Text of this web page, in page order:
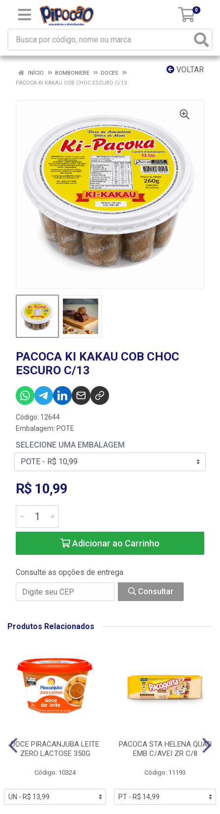
0
VOLTAR
INÍCIO BOMBONIERE
DOCES
PACOCA KI KAKAU COB CHOC ESCURO C/13
PACOCA KI KAKAU COB CHOC
ESCURO C/13
Código: 12644
Embalagem: POTE
SELECIONE UMA EMBALAGEM
R$ 10,99
Adicionar ao Carrinho
Consulte as opções de entrega
Consultar
Produtos Relacionados
DOCE PIRACANJUBA LEITE
ZERO LACTOSE 350G
Código: 10324
PACOCA STA HELENA QUAD
EMB C/AVEI ZR C/8
Código: 11193